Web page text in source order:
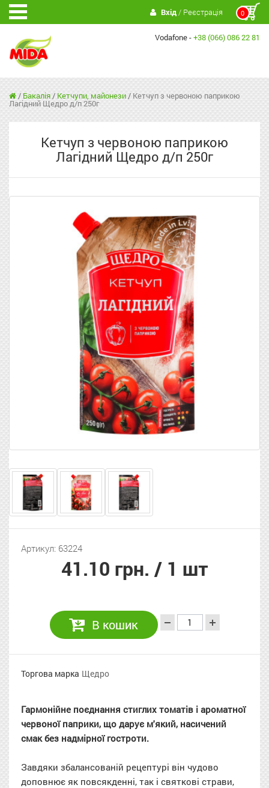
0
Вхід/ Реєстрація
Vodafone -+38 (066) 086 22 81
/ Бакалія/ Кетчупи, майонези/ Кетчуп з червоною паприкою
Лагідний Щедро д/п 250г
Кетчуп з червоною паприкою
Лагідний Щедро д/п 250г
Артикул: 63224
41.10 грн. / 1 шт
В кошик
Торгова марка Щедро
Гармонійне поєднання стиглих томатів і ароматної
червоної паприки, що дарує м'який, насичений
смак без надмірної гостроти.
Завдяки збалансованій рецептурі він чудово
доповнює як повсякденні, так і святкові страви,